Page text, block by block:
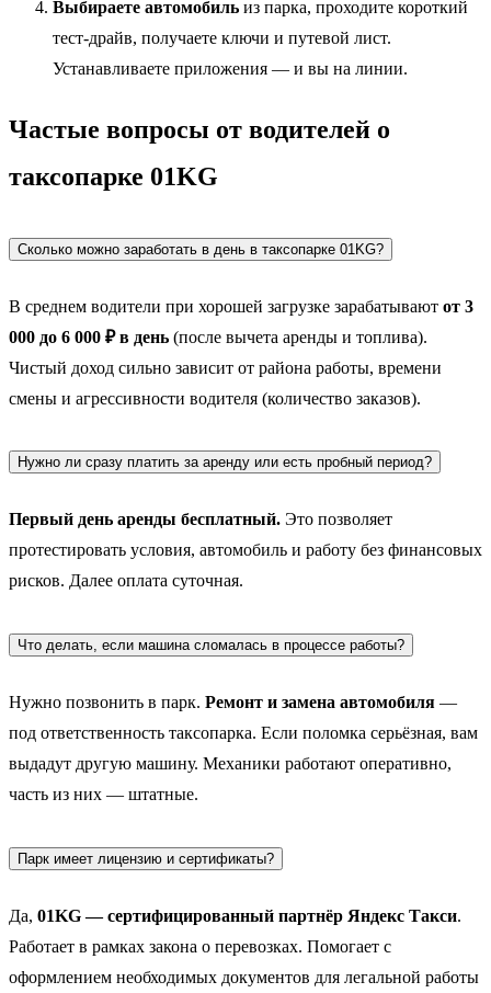
Выбираете автомобиль из парка, проходите короткий
тест-драйв, получаете ключи и путевой лист.
Устанавливаете приложения — и вы на линии.
Частые вопросы от водителей о
таксопарке 01KG
Сколько можно заработать в день в таксопарке 01KG?
В среднем водители при хорошей загрузке зарабатывают от 3
000 до 6 000 ₽ в день (после вычета аренды и топлива).
Чистый доход сильно зависит от района работы, времени
смены и агрессивности водителя (количество заказов).
Нужно ли сразу платить за аренду или есть пробный период?
Первый день аренды бесплатный. Это позволяет
протестировать условия, автомобиль и работу без финансовых
рисков. Далее оплата суточная.
Что делать, если машина сломалась в процессе работы?
Нужно позвонить в парк. Ремонт и замена автомобиля —
под ответственность таксопарка. Если поломка серьёзная, вам
выдадут другую машину. Механики работают оперативно,
часть из них — штатные.
Парк имеет лицензию и сертификаты?
Да, 01KG — сертифицированный партнёр Яндекс Такси.
Работает в рамках закона о перевозках. Помогает с
оформлением необходимых документов для легальной работы